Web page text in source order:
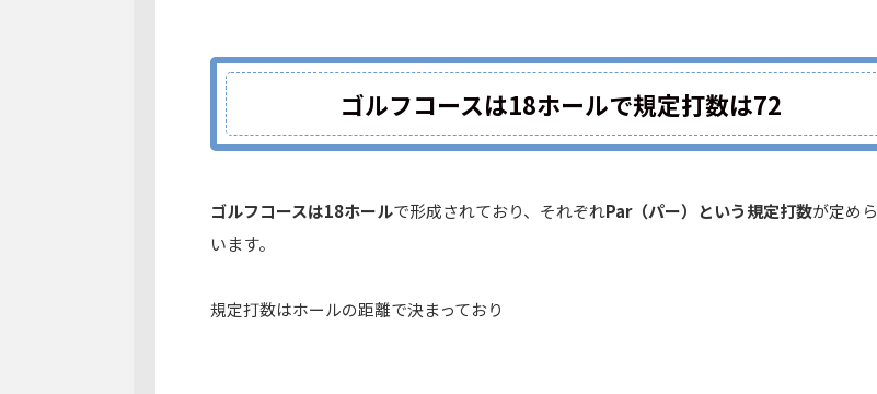
ゴルフコースは18ホールで規定打数は72
ゴルフコースは18ホールで形成されており、それぞれPar（パー）という規定打数が定めら
います。
規定打数はホールの距離で決まっており